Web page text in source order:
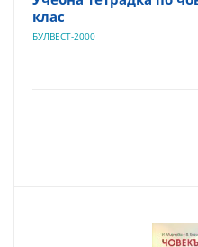
клас
БУЛВЕСТ-2000